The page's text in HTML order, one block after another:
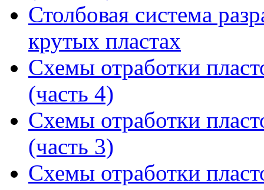
Столбовая система
крутых пластах
Схемы отработки
(часть 4)
Схемы отработки
(часть 3)
Схемы отработки